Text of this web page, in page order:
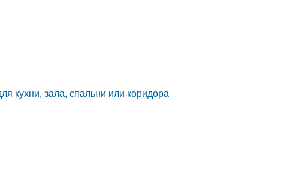
кухни, зала, спальни или коридора